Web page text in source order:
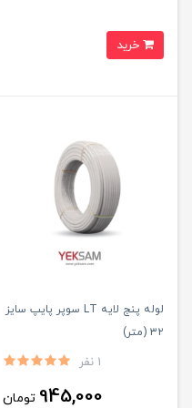
لوله پنج لایه LT سوپر پایپ سایز
۳۲ (متر)
1 نفر
945,000 تومان